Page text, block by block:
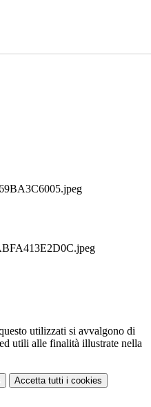
utilizzati si avvalgono di
utili alle finalità illustrate nella
Accetta tutti i cookies